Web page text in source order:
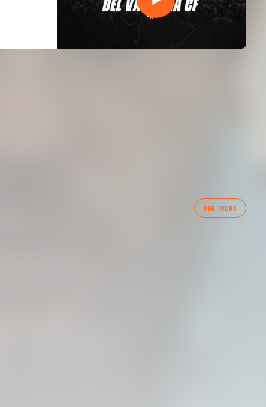
VER TODAS
ENTRENAMIENTO DEL VALENCIA CF 7/8/2026